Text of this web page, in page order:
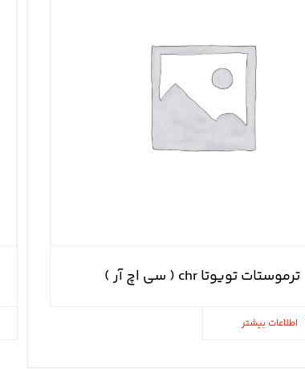
ترموستات تویوتا chr ( سی اچ آر )
اطلاعات بیشتر